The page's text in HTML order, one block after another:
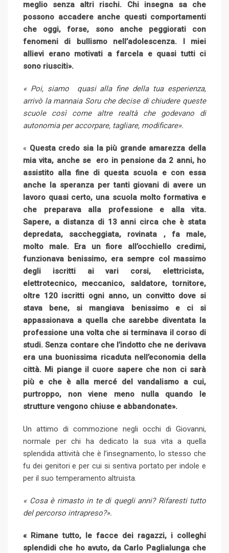
meglio senza altri rischi. Chi insegna sa che
possono accadere anche questi comportamenti
che oggi, forse, sono anche peggiorati con
fenomeni di bullismo nell’adolescenza. I miei
allievi erano motivati a farcela e quasi tutti ci
sono riusciti».
« Poi, siamo quasi alla fine della tua esperienza,
arrivò la mannaia Soru che decise di chiudere queste
scuole così come altre realtà che godevano di
autonomia per accorpare, tagliare, modificare».
« Questa credo sia la più grande amarezza della
mia vita, anche se ero in pensione da 2 anni, ho
assistito alla fine di questa scuola e con essa
anche la speranza per tanti giovani di avere un
lavoro quasi certo, una scuola molto formativa e
che preparava alla professione e alla vita.
Sapere, a distanza di 13 anni circa che è stata
depredata, saccheggiata, rovinata , fa male,
molto male. Era un fiore all’occhiello credimi,
funzionava benissimo, era sempre col massimo
degli iscritti ai vari corsi, elettricista,
elettrotecnico, meccanico, saldatore, tornitore,
oltre 120 iscritti ogni anno, un convitto dove si
stava bene, si mangiava benissimo e ci si
appassionava a quella che sarebbe diventata la
professione una volta che si terminava il corso di
studi. Senza contare che l’indotto che ne derivava
era una buonissima ricaduta nell’economia della
città. Mi piange il cuore sapere che non ci sarà
più e che è alla mercé del vandalismo a cui,
purtroppo, non viene meno nulla quando le
strutture vengono chiuse e abbandonate».
Un attimo di commozione negli occhi di Giovanni,
normale per chi ha dedicato la sua vita a quella
splendida attività che è l’insegnamento, lo stesso che
fu dei genitori e per cui si sentiva portato per indole e
per il suo temperamento altruista.
« Cosa è rimasto in te di quegli anni? Rifaresti tutto
del percorso intrapreso?».
« Rimane tutto, le facce dei ragazzi, i colleghi
splendidi che ho avuto, da Carlo Paglialunga che